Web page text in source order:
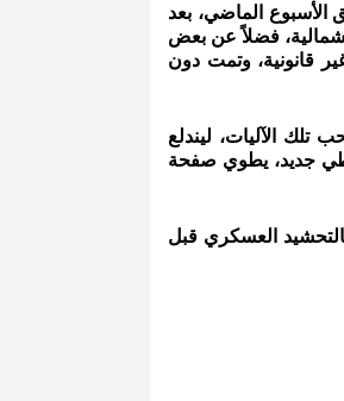
الأسبوع الماضي، بعد
في الولاية الشمالية، فضلاً عن بعض
قانونية، وتمت دون
الآليات، ليندلع
حكم ديمقراطي جديد، يطوي صفحة
العسكري قبل